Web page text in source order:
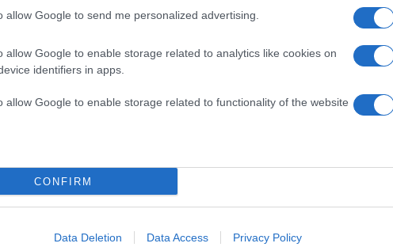
allow Google to send me personalized advertising.
allow Google to enable storage related to analytics like cookies on
identifiers in apps.
allow Google to enable storage related to functionality of the website
CONFIRM
Data Deletion Data Access Privacy Policy
Pinterest